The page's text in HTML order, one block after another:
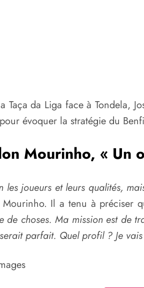
da Liga face à Tondela,
évoquer la stratégie du
Mourinho, « Un
les joueurs et leurs qualités,
Il a tenu à préciser
de choses. Ma mission est de
parfait. Quel profil ? Je